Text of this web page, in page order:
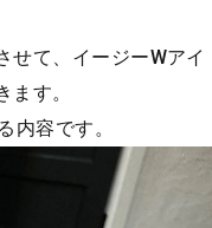
せて、イージーWアイ
す。
内容です。